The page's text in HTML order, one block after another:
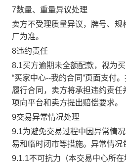
7数量、重量异议处理
卖方不受理质量异议，牌号、
厂为准。
8违约责任
8.1买方逾期未全额配款，视为
“买家中心--我的合同”页面支付
履行合同，卖方将承担违约责
项向平台和卖方提出赔偿要求。
9交易异常情况处理
9.1为避免交易过程中因异常情
易和临时闭市等措施。异常情况
9.1.1不可抗力（本交易中心所